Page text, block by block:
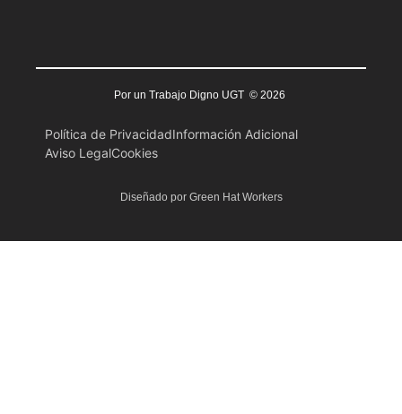
Por un Trabajo Digno UGT © 2026
Política de PrivacidadInformación Adicional
Aviso LegalCookies
Diseñado por Green Hat Workers